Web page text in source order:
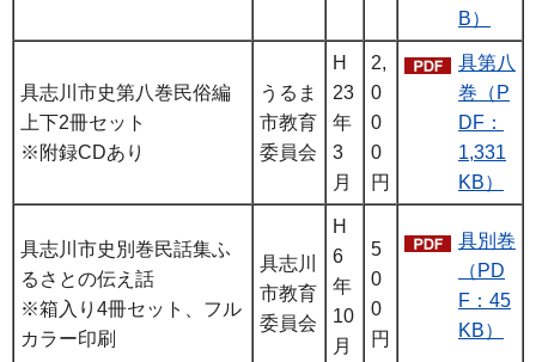
B）
具志川市史第八巻民俗編
上下2冊セット
※附録CDあり
うるま
市教育
委員会
H
23
年
3
月
2,
0
0
0
円
具第八
巻（P
DF：
1,331
KB）
具志川市史別巻民話集ふ
るさとの伝え話
※箱入り4冊セット、フル
カラー印刷
具志川
市教育
委員会
H
6
年
10
月
5
0
0
円
具別巻
（PD
F：45
KB）